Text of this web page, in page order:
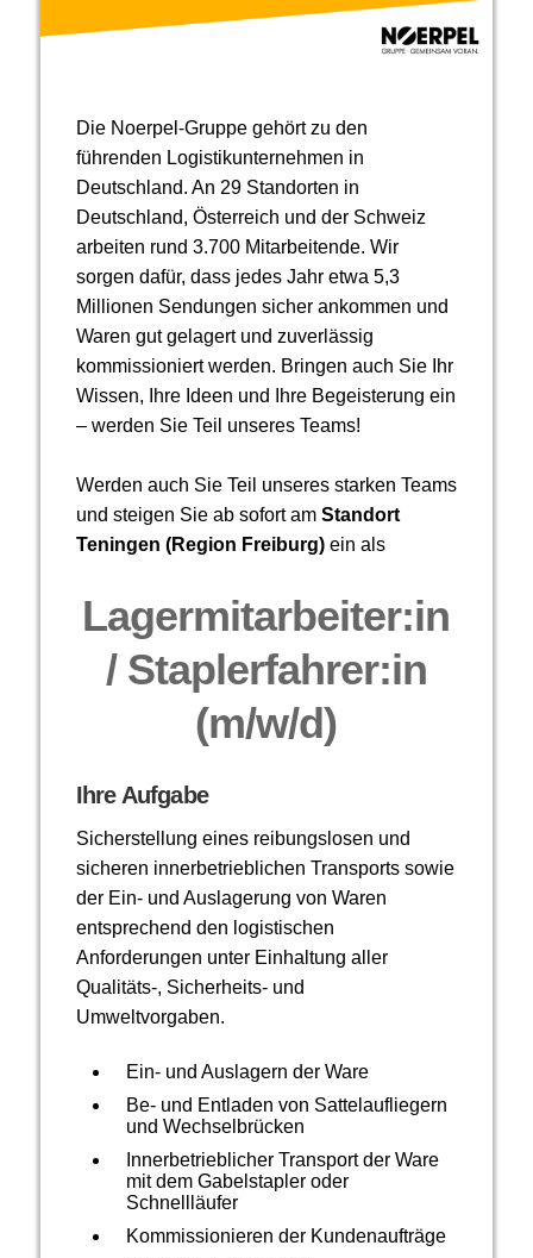
Die Noerpel-Gruppe gehört zu den
führenden Logistikunternehmen in
Deutschland. An 29 Standorten in
Deutschland, Österreich und der Schweiz
arbeiten rund 3.700 Mitarbeitende. Wir
sorgen dafür, dass jedes Jahr etwa 5,3
Millionen Sendungen sicher ankommen und
Waren gut gelagert und zuverlässig
kommissioniert werden. Bringen auch Sie Ihr
Wissen, Ihre Ideen und Ihre Begeisterung ein
– werden Sie Teil unseres Teams!
Werden auch Sie Teil unseres starken Teams
und steigen Sie ab sofort am Standort
Teningen (Region Freiburg)ein als
Lagermitarbeiter:in
/ Staplerfahrer:in
(m/w/d)
Ihre Aufgabe
Sicherstellung eines reibungslosen und
sicheren innerbetrieblichen Transports sowie
der Ein- und Auslagerung von Waren
entsprechend den logistischen
Anforderungen unter Einhaltung aller
Qualitäts-, Sicherheits- und
Umweltvorgaben.
Ein- und Auslagern der Ware
Be- und Entladen von Sattelaufliegern
und Wechselbrücken
Innerbetrieblicher Transport der Ware
mit dem Gabelstapler oder
Schnellläufer
Kommissionieren der Kundenaufträge